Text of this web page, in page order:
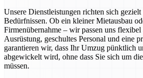
Unsere Dienstleistungen richten sich
Bedürfnissen. Ob ein kleiner Mietausbau
Firmenübernahme – wir passen uns
Ausrüstung, geschultes Personal und eine
garantieren wir, dass Ihr Umzug pünktlich
abgewickelt wird, ohne dass Sie sich um
müssen.